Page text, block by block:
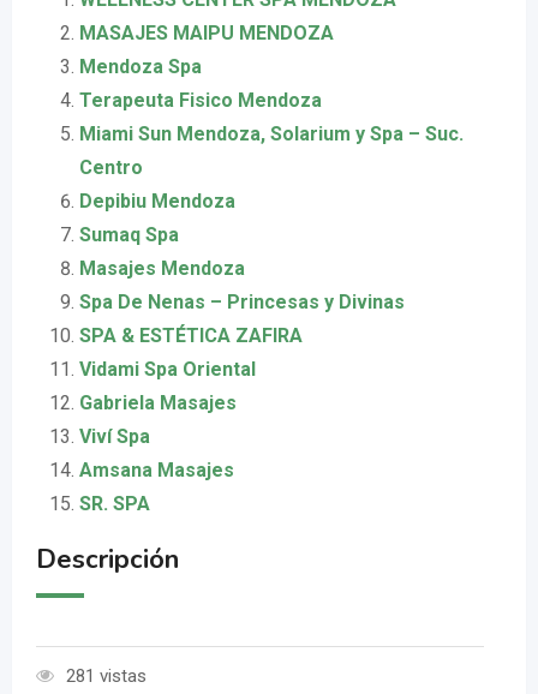
MASAJES MAIPU MENDOZA
Mendoza Spa
Terapeuta Fisico Mendoza
Miami Sun Mendoza, Solarium y Spa – Suc.
Centro
Depibiu Mendoza
Sumaq Spa
Masajes Mendoza
Spa De Nenas – Princesas y Divinas
SPA & ESTÉTICA ZAFIRA
Vidami Spa Oriental
Gabriela Masajes
Viví Spa
Amsana Masajes
SR. SPA
Descripción
281 vistas